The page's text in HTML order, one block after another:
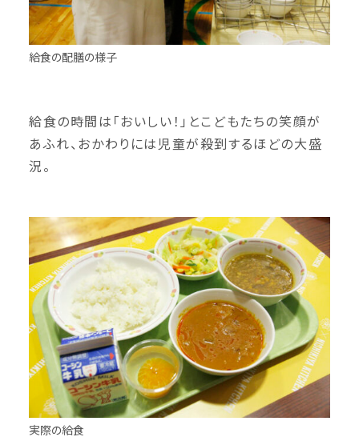
給食の配膳の様子
給食の時間は「おいしい！」とこどもたちの笑顔が
あふれ、おかわりには児童が殺到するほどの大盛
況。
実際の給食